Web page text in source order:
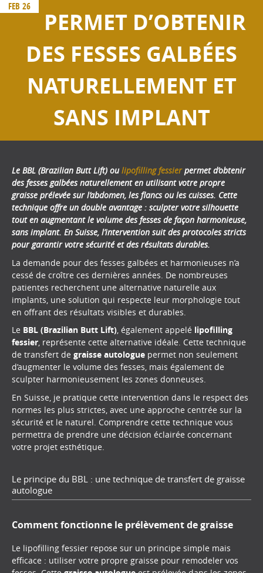
FEB 26
PERMET D’OBTENIR
DES FESSES GALBÉES
NATURELLEMENT ET
SANS IMPLANT
Le BBL (Brazilian Butt Lift) ou lipofilling fessierpermet d’obtenir
des fesses galbées naturellement en utilisant votre propre
graisse prélevée sur l’abdomen, les flancs ou les cuisses. Cette
technique offre un double avantage : sculpter votre silhouette
tout en augmentant le volume des fesses de façon harmonieuse,
sans implant. En Suisse, l’intervention suit des protocoles stricts
pour garantir votre sécurité et des résultats durables.
La demande pour des fesses galbées et harmonieuses n’a
cessé de croître ces dernières années. De nombreuses
patientes recherchent une alternative naturelle aux
implants, une solution qui respecte leur morphologie tout
en offrant des résultats visibles et durables.
Le BBL (Brazilian Butt Lift), également appelé lipofilling
fessier, représente cette alternative idéale. Cette technique
de transfert de graisse autologue permet non seulement
d’augmenter le volume des fesses, mais également de
sculpter harmonieusement les zones donneuses.
En Suisse, je pratique cette intervention dans le respect des
normes les plus strictes, avec une approche centrée sur la
sécurité et le naturel. Comprendre cette technique vous
permettra de prendre une décision éclairée concernant
votre projet esthétique.
Le principe du BBL : une technique de transfert de graisse
autologue
Comment fonctionne le prélèvement de graisse
Le lipofilling fessier repose sur un principe simple mais
efficace : utiliser votre propre graisse pour remodeler vos